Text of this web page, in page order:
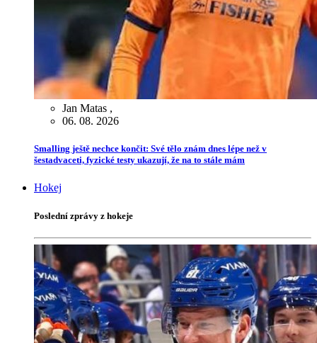
Jan Matas ,
06. 08. 2026
Smalling ještě nechce končit: Své tělo znám dnes lépe než v
šestadvaceti, fyzické testy ukazují, že na to stále mám
Hokej
Poslední zprávy z hokeje